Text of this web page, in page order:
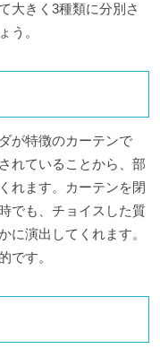
大きく3種類に分別さ
う。
が特徴のカーテンで
れていることから、部
れます。カーテンを閉
でも、チョイスした質
に演出してくれます。
です。